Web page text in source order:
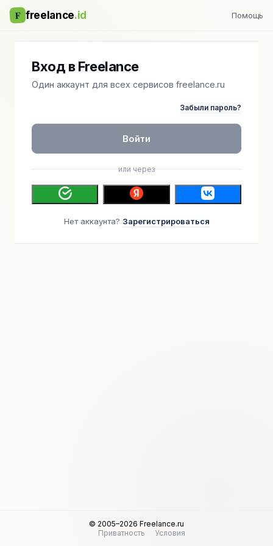
F freelance.id Помощь
Вход в Freelance
Один аккаунт для всех сервисов freelance.ru
Забыли пароль?
Войти
или через
Нет аккаунта? Зарегистрироваться
© 2005–2026 Freelance.ru
Приватность
Условия